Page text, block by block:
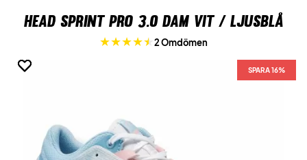
Head Sprint Pro 3.0 Dam Vit / Ljusblå
2 Omdömen
SPARA 16%
SPARA 16%
SPARA 16%